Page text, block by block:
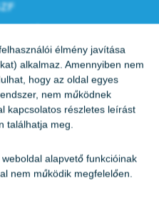
élmény javítása
alkalmaz. Amennyiben nem
hogy az oldal egyes
nem működnek
kapcsolatos részletes leírást
találhatja meg.
alapvető funkcióinak
nem működik megfelelően.